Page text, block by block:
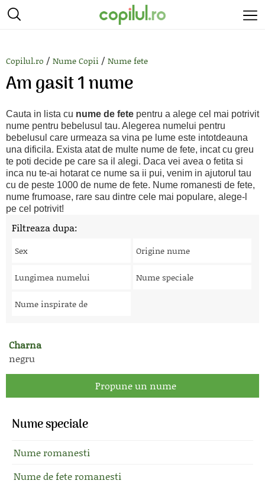
Copilul.ro / Nume Copii / Nume fete
Am gasit 1 nume
Cauta in lista cu nume de fete pentru a alege cel mai potrivit
nume pentru bebelusul tau. Alegerea numelui pentru
bebelusul care urmeaza sa vina pe lume este intotdeauna
una dificila. Exista atat de multe nume de fete, incat cu greu
te poti decide pe care sa il alegi. Daca vei avea o fetita si
inca nu te-ai hotarat ce nume sa ii pui, venim in ajutorul tau
cu de peste 1000 de nume de fete. Nume romanesti de fete,
nume frumoase, rare sau dintre cele mai populare, alege-l
pe cel potrivit!
Filtreaza dupa:
Sex Origine nume
Lungimea numelui Nume speciale
Nume inspirate de
Charna
negru
Propune un nume
Nume speciale
Nume romanesti
Nume de fete romanesti